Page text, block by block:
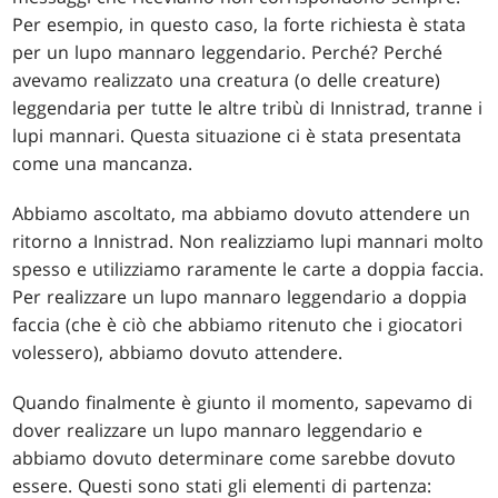
Per esempio, in questo caso, la forte richiesta è stata
per un lupo mannaro leggendario. Perché? Perché
avevamo realizzato una creatura (o delle creature)
leggendaria per tutte le altre tribù di Innistrad, tranne i
lupi mannari. Questa situazione ci è stata presentata
come una mancanza.
Abbiamo ascoltato, ma abbiamo dovuto attendere un
ritorno a Innistrad. Non realizziamo lupi mannari molto
spesso e utilizziamo raramente le carte a doppia faccia.
Per realizzare un lupo mannaro leggendario a doppia
faccia (che è ciò che abbiamo ritenuto che i giocatori
volessero), abbiamo dovuto attendere.
Quando finalmente è giunto il momento, sapevamo di
dover realizzare un lupo mannaro leggendario e
abbiamo dovuto determinare come sarebbe dovuto
essere. Questi sono stati gli elementi di partenza: